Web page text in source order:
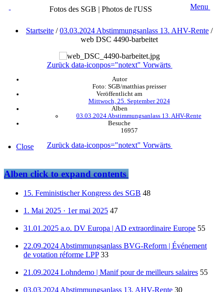
Fotos des SGB | Photos de l'USS Menu
Startseite /03.03.2024 Abstimmungsanlass 13. AHV-Rente /
web DSC 4490-barbeitet
Zurück data-iconpos="notext" Vorwärts
Autor
Foto: SGB/matthias preisser
Veröffentlicht am
Mittwoch, 25. September 2024
Alben
03.03.2024 Abstimmungsanlass 13. AHV-Rente
Besuche
16957
Zurück data-iconpos="notext" Vorwärts
Close
Albenclick to expand contents
15. Feministischer Kongress des SGB 48
1. Mai 2025 · 1er mai 2025 47
31.01.2025 a.o. DV Europa | AD extraordinaire Europe 55
22.09.2024 Abstimmungsanlass BVG-Reform | Événement
de votation réforme LPP 33
21.09.2024 Lohndemo | Manif pour de meilleurs salaires 55
03.03.2024 Abstimmungsanlass 13. AHV-Rente 30